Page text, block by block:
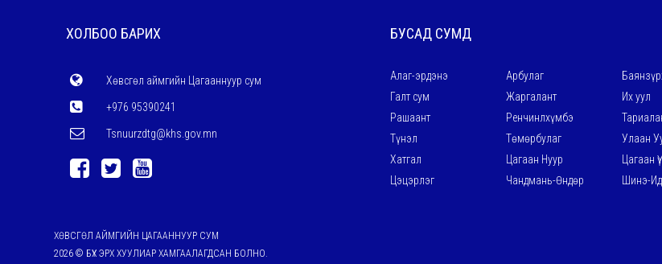
ХОЛБОО БАРИХ
Хөвсгөл аймгийн Цагааннуур сум
+976 95390241
Tsnuurzdtg@khs.gov.mn
БУСАД СУМД
Алаг-эрдэнэ Арбулаг
Галт сум
Жаргалант Их уул
Рашаант
Ренчинлхүмбэ
Түнэл
Төмөрбулаг Улаан
Хатгал
Цагаан Нуур Цагаан
Цэцэрлэг
Чандмань-Өндөр Шинэ-
ХӨВСГӨЛ АЙМГИЙН ЦАГААННУУР СУМ
2026 © БҮХ ЭРХ ХУУЛИАР ХАМГААЛАГДСАН БОЛНО.